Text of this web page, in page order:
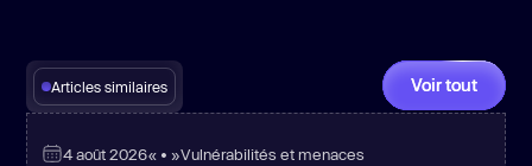
Articles similaires Voir tout
4 août 2026« • »Vulnérabilités et menaces